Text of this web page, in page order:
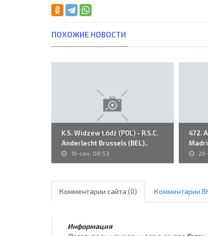
ПОХОЖИЕ НОВОСТИ
K.S. Widzew Łódź (POL) - R.S.C.
Anderlecht Brussels (BEL)..
16-сен, 08:53
472.
Комментарии сайта (0) Комментарии
Информация